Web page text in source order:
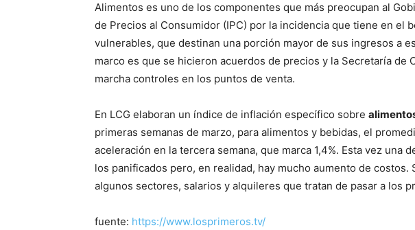
Alimentos es uno de los componentes que más preocupan al
de Precios al Consumidor (IPC) por la incidencia que tiene en el
vulnerables, que destinan una porción mayor de sus ingresos a
marco es que se hicieron acuerdos de precios y la Secretaría de
marcha controles en los puntos de venta.
En LCG elaboran un índice de inflación específico sobre
primeras semanas de marzo, para alimentos y bebidas, el
aceleración en la tercera semana, que marca 1,4%. Esta vez una
los panificados pero, en realidad, hay mucho aumento de costos.
algunos sectores, salarios y alquileres que tratan de pasar a los
fuente: https://www.losprimeros.tv/